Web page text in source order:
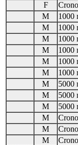
F
M
1000
M
1000
M
1000
M
1000
M
1000
M
1000
M
5000
M
5000
M
5000
M
M
M